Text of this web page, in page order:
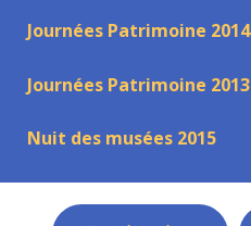
Journées Patrimoine 2014
Journées Patrimoine 2013
Nuit des musées 2015